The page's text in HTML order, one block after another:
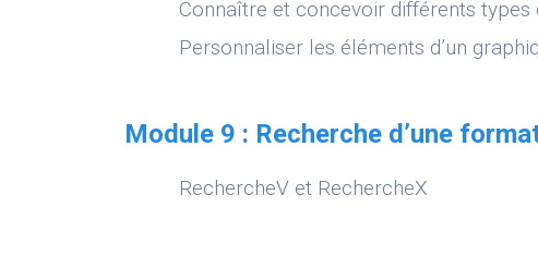
Connaître et concevoir différents types
Personnaliser les éléments d’un
Module 9 : Recherche d’une
RechercheV et RechercheX